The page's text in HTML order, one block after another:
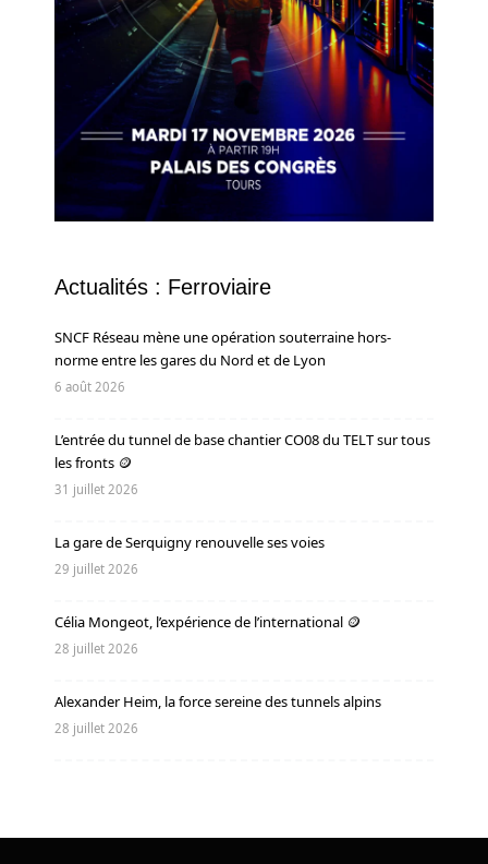
Actualités : Ferroviaire
SNCF Réseau mène une opération souterraine hors-
norme entre les gares du Nord et de Lyon
6 août 2026
L’entrée du tunnel de base chantier CO08 du TELT sur tous
les fronts 🪙
31 juillet 2026
La gare de Serquigny renouvelle ses voies
29 juillet 2026
Célia Mongeot, l’expérience de l’international 🪙
28 juillet 2026
Alexander Heim, la force sereine des tunnels alpins
28 juillet 2026